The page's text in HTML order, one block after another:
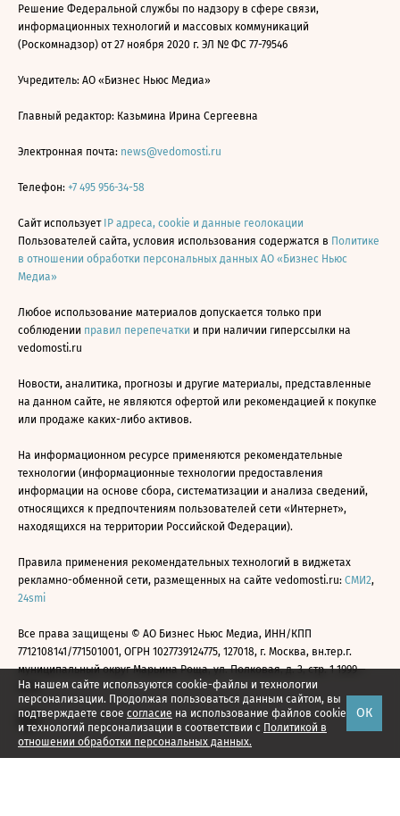
На нашем сайте используются cookie-файлы и технологии
персонализации. Продолжая пользоваться данным сайтом, вы
подтверждаете свое согласие на использование файлов cookie
и технологий персонализации в соответствии с Политикой в
отношении обработки персональных данных.
ОК
Решение Федеральной службы по надзору в сфере связи,
информационных технологий и массовых коммуникаций
(Роскомнадзор) от 27 ноября 2020 г. ЭЛ № ФС 77-79546
Учредитель: АО «Бизнес Ньюс Медиа»
Главный редактор: Казьмина Ирина Сергеевна
Электронная почта: news@vedomosti.ru
Телефон: +7 495 956-34-58
Сайт использует IP адреса, cookie и данные геолокации
Пользователей сайта, условия использования содержатся в Политике
в отношении обработки персональных данных АО «Бизнес Ньюс
Медиа»
Любое использование материалов допускается только при
соблюдении правил перепечатки и при наличии гиперссылки на
vedomosti.ru
Новости, аналитика, прогнозы и другие материалы, представленные
на данном сайте, не являются офертой или рекомендацией к покупке
или продаже каких-либо активов.
На информационном ресурсе применяются рекомендательные
технологии (информационные технологии предоставления
информации на основе сбора, систематизации и анализа сведений,
относящихся к предпочтениям пользователей сети «Интернет»,
находящихся на территории Российской Федерации).
Правила применения рекомендательных технологий в виджетах
рекламно-обменной сети, размещенных на сайте vedomosti.ru: СМИ2,
24smi
Все права защищены © АО Бизнес Ньюс Медиа, ИНН/КПП
7712108141/771501001, ОГРН 1027739124775, 127018, г. Москва, вн.тер.г.
муниципальный округ Марьина Роща, ул. Полковая, д. 3, стр. 1 1999—
2026